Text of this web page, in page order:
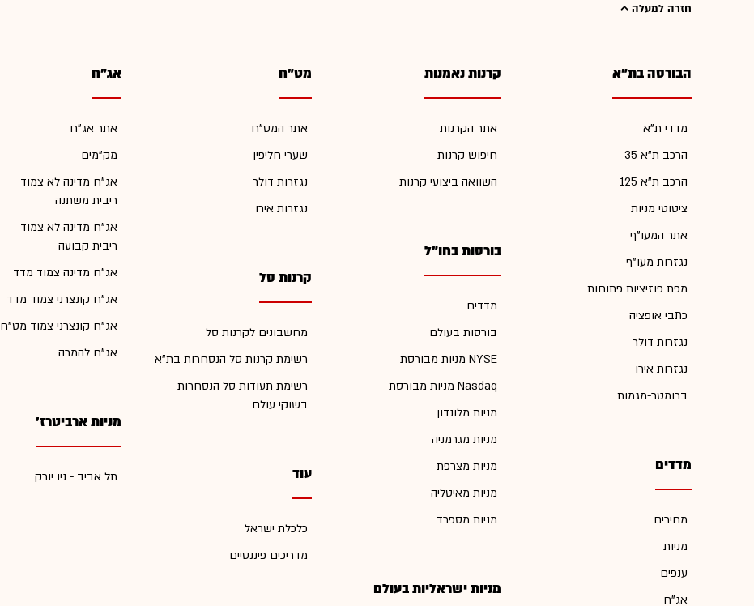
חזרה למעלה
הבורסה בת"א
מדדי ת"א
הרכב ת"א 35
הרכב ת"א 125
ציטוטי מניות
אתר המעו"ף
נגזרות מעו"ף
מפת פוזיציות פתוחות
כתבי אופציה
נגזרות דולר
נגזרות אירו
ברומטר-מגמות
מדדים
מחירים
מניות
ענפים
אג"ח
קרנות נאמנות
אתר הקרנות
חיפוש קרנות
השוואה ביצועי קרנות
בורסות בחו"ל
מדדים
בורסות בעולם
מניות מבורסת NYSE
מניות מבורסת Nasdaq
מניות מלונדון
מניות מגרמניה
מניות מצרפת
מניות מאיטליה
מניות מספרד
מניות ישראליות בעולם
מט"ח
אתר המט"ח
שערי חליפין
נגזרות דולר
נגזרות אירו
קרנות סל
מחשבונים לקרנות סל
רשימת קרנות סל הנסחרות בת"א
רשימת תעודות סל הנסחרות
בשוקי עולם
עוד
כלכלת ישראל
מדריכים פיננסיים
אג"ח
אתר אג"ח
מק"מים
אג"ח מדינה לא צמוד
ריבית משתנה
אג"ח מדינה לא צמוד
ריבית קבועה
אג"ח מדינה צמוד מדד
אג"ח קונצרני צמוד מדד
אג"ח קונצרני צמוד מט"ח
אג"ח להמרה
מניות ארביטרז'
תל אביב - ניו יורק